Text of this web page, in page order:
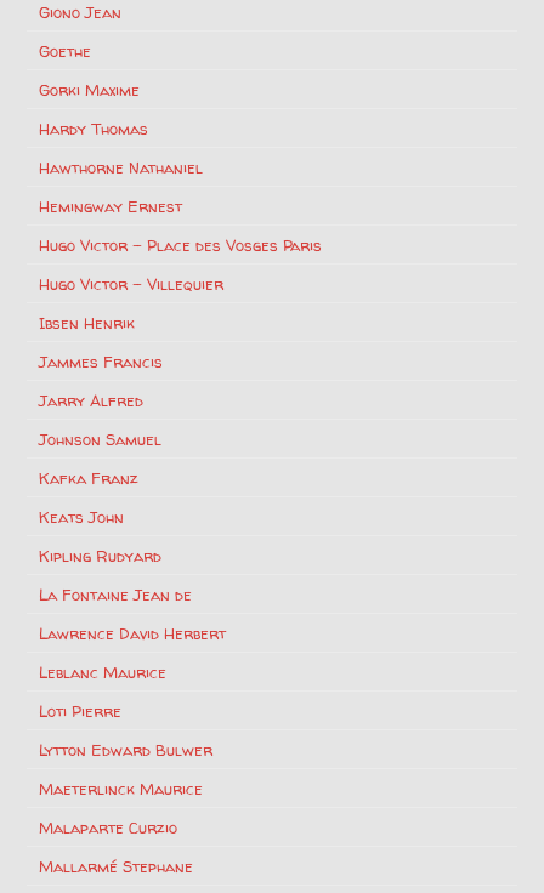
Giono Jean
Goethe
Gorki Maxime
Hardy Thomas
Hawthorne Nathaniel
Hemingway Ernest
Hugo Victor – Place des Vosges Paris
Hugo Victor – Villequier
Ibsen Henrik
Jammes Francis
Jarry Alfred
Johnson Samuel
Kafka Franz
Keats John
Kipling Rudyard
La Fontaine Jean de
Lawrence David Herbert
Leblanc Maurice
Loti Pierre
Lytton Edward Bulwer
Maeterlinck Maurice
Malaparte Curzio
Mallarmé Stephane